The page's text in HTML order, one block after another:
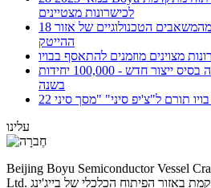
לכישרונות מצטיינים
מהמשאבים הטכנולוגיים של אזור
ההייטק
מצוינים מוזמנים להתאסף בבויו
בויו בנה בסיס ייצור חדש - 100,000 יחידות
בשנה
עלינו
Beijing Boyu Semiconductor Vessel
Ltd. הוקמה בשנת 2002, ממוקמת באזור הפיתוח הכלכלי של בייג'ינג